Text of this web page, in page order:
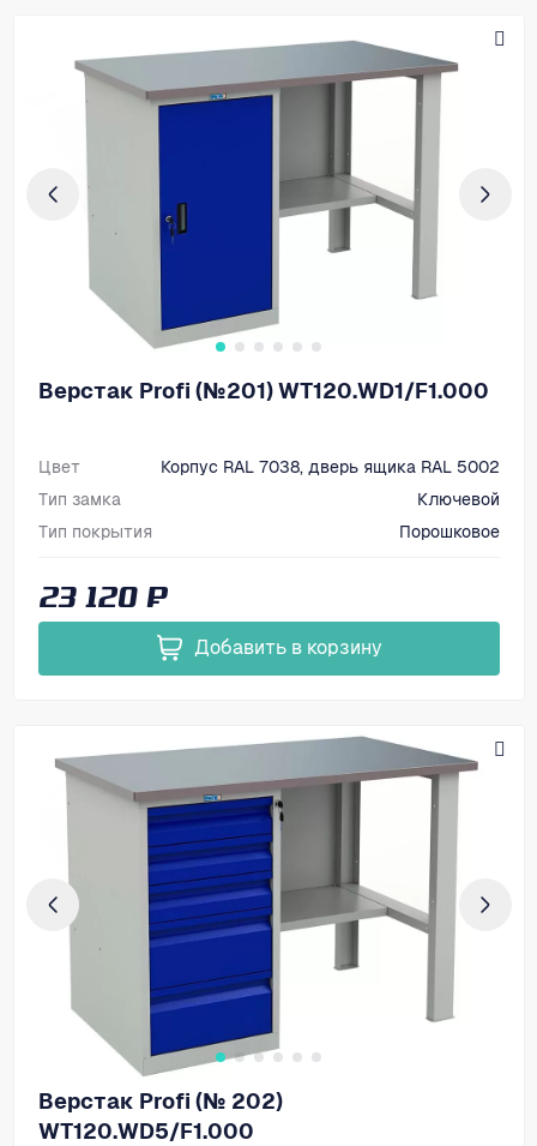
Верстак Profi (№201) WT120.WD1/F1.000
Цвет
Корпус RAL 7038, дверь ящика RAL 5002
Тип замка
Ключевой
Тип покрытия
Порошковое
23 120 ₽
Добавить в корзину
Верстак Profi (№ 202)
WT120.WD5/F1.000